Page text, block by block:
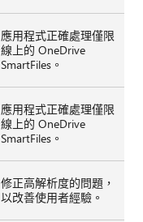
應用程式正確處理僅限
線上的 OneDrive
SmartFiles。
應用程式正確處理僅限
線上的 OneDrive
SmartFiles。
修正高解析度的問題，
以改善使用者經驗。